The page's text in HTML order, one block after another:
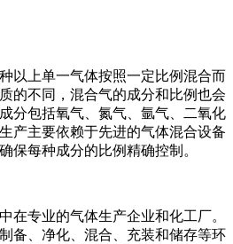
以上单一气体按照一定比例混合而
的不同，混合气的成分和比例也会
分包括氧气、氮气、氩气、二氧化
产主要依赖于先进的气体混合设备
保每种成分的比例精确控制。
在专业的气体生产企业和化工厂。
备、净化、混合、充装和储存等环